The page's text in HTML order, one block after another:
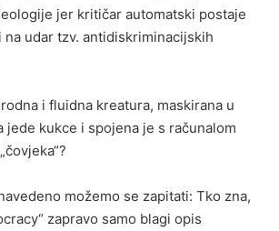
jer kritičar automatski postaje
na udar tzv. antidiskriminacijskih
i fluidna kreatura, maskirana u
jede kukce i spojena je s računalom
možemo se zapitati: Tko zna,
zapravo samo blagi opis